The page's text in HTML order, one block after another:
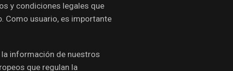
y condiciones legales que
Como usuario, es importante
información de nuestros
que regulan la